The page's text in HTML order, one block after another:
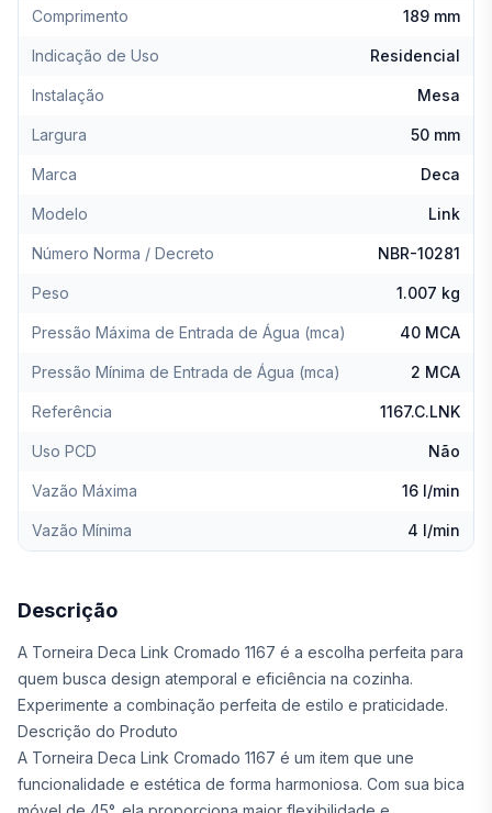
Comprimento 189 mm
Indicação de Uso Residencial
Instalação Mesa
Largura 50 mm
Marca Deca
Modelo Link
Número Norma / Decreto NBR-10281
Peso 1.007 kg
Pressão Máxima de Entrada de Água (mca) 40 MCA
Pressão Mínima de Entrada de Água (mca) 2 MCA
Referência 1167.C.LNK
Uso PCD Não
Vazão Máxima 16 l/min
Vazão Mínima 4 l/min
Descrição
A Torneira Deca Link Cromado 1167 é a escolha perfeita para
quem busca design atemporal e eficiência na cozinha.
Experimente a combinação perfeita de estilo e praticidade.
Descrição do Produto
A Torneira Deca Link Cromado 1167 é um item que une
funcionalidade e estética de forma harmoniosa. Com sua bica